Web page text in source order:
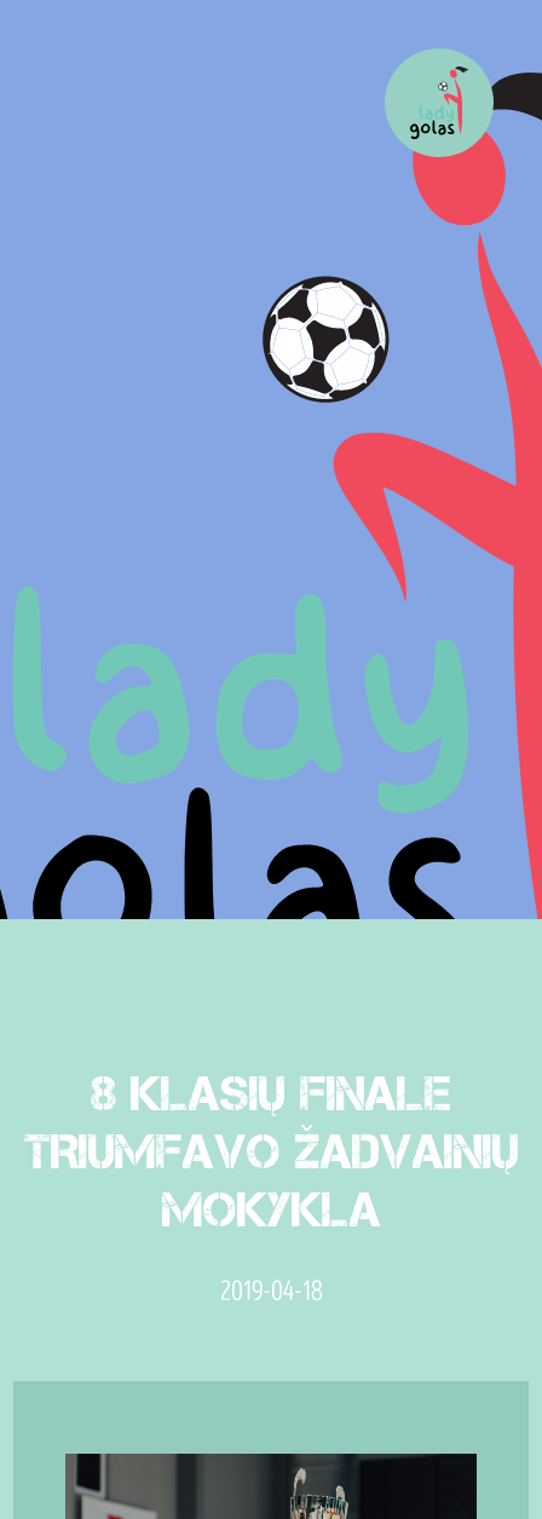
8 KLASIŲ FINALE
TRIUMFAVO ŽADVAINIŲ
MOKYKLA
2019-04-18